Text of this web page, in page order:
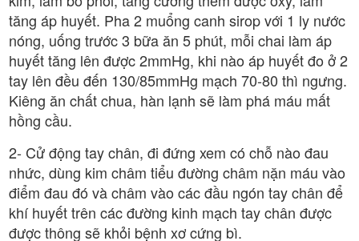
tăng áp huyết. Pha 2 muổng canh sirop với 1 ly nước
nóng, uống trước 3 bữa ăn 5 phút, mỗi chai làm áp
huyết tăng lên được 2mmHg, khi nào áp huyết đo ở 2
tay lên đều đến 130/85mmHg mạch 70-80 thì ngưng.
Kiêng ăn chất chua, hàn lạnh sẽ làm phá máu mất
hồng cầu.
2- Cử động tay chân, đi đứng xem có chỗ nào đau
nhức, dùng kim châm tiểu đường châm nặn máu vào
điểm đau đó và châm vào các đầu ngón tay chân để
khí huyết trên các đường kinh mạch tay chân được
được thông sẽ khỏi bệnh xơ cứng bì.